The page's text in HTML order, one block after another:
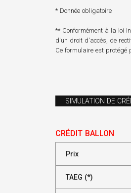
* Donnée obligatoire
** Conformément à la loi
d'un droit d'accès, de
Ce formulaire est protégé
SIMULATION DE
CRÉDIT BALLON
Prix
TAEG (*)